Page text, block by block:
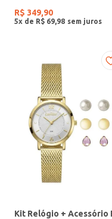
R$ 349,90
5x de R$ 69 98